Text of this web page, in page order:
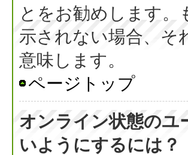
とをお勧めします
示されない場合、そ
意味します。
ページトップ
オンライン状態のユ
いようにするには？